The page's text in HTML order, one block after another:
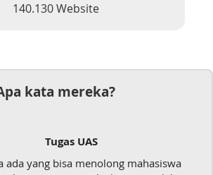
140.130 Website
kata mereka?
Tugas UAS
ada yang bisa menolong mahasiswa